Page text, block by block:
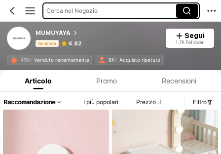
Cerca nel Negozio
MUMUYAYA
Venditore 4.82
Segui
1.7K Follower
41K+ Venduto recentemente 6K+ Acquisto ripetuto
Articolo Promo Recensioni
Raccomandazione I più popolari Prezzo Filtro